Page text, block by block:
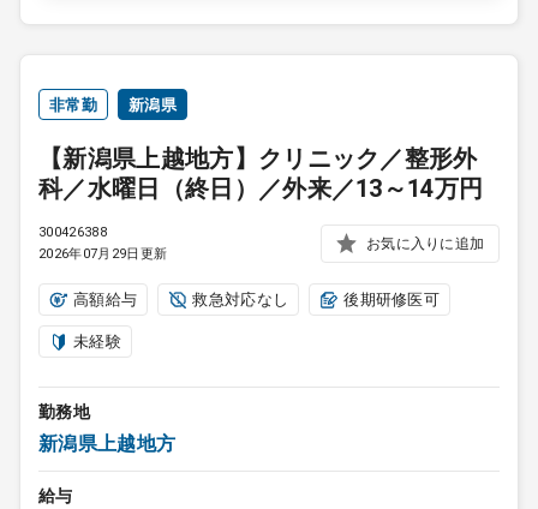
非常勤 新潟県
【新潟県上越地方】クリニック／整形外
科／水曜日（終日）／外来／13～14万円
300426388
2026年07月29日更新
お気に入りに追加
高額給与 救急対応なし 後期研修医可
未経験
勤務地
新潟県上越地方
給与